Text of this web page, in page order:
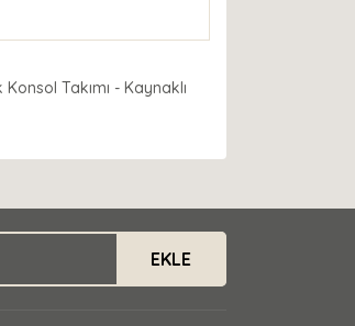
Konsol Takımı - Kaynaklı
EKLE